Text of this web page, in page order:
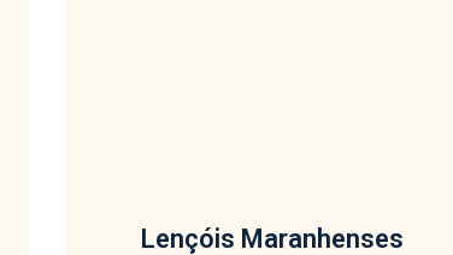
Lençóis Maranhenses